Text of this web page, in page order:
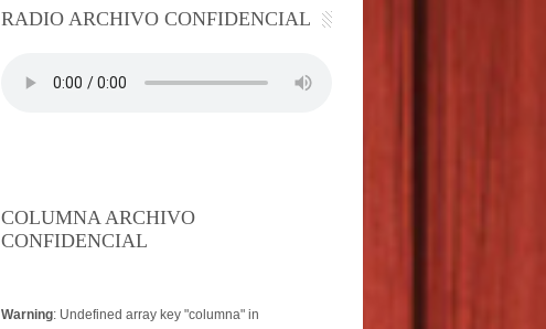
RADIO ARCHIVO CONFIDENCIAL
COLUMNA ARCHIVO
CONFIDENCIAL
Warning: Undefined array key "columna" in